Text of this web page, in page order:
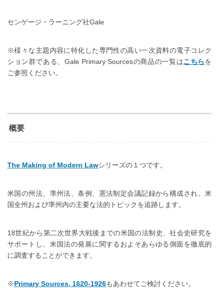
センゲージ・ラーニング社Gale
※様々な主題内容に特化した専門性の高い一次資料の電子コレク
ション群である、Gale Primary Sourcesの商品の一覧はこちらを
ご参照ください。
概要
The Making of Modern Lawシリーズの１つです。
米国の州法、準州法、条例、憲法制定会議記録から構成され、米
国全州および準州内の主要な法的トピックを追跡します。
18世紀から第二次世界大戦後までの米国の法制史、社会史研究を
サポートし、米国法の発展に関するおよそあらゆる側面を徹底的
に調査することができます。
※Primary Sources, 1620-1926もあわせてご検討ください。